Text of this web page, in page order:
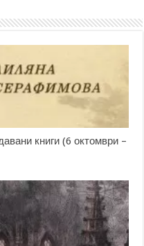
книги (6 октомври –